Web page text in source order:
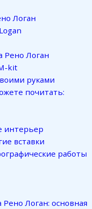
Логан
Рено Логан
kit
руками
почитать:
интерьер
вставки
работы
Логан: основная